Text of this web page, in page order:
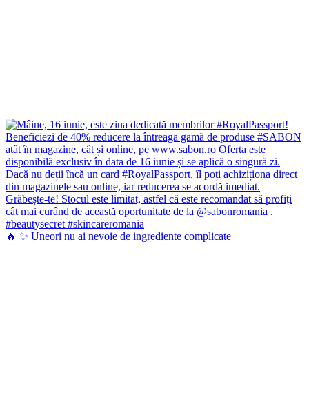
🔥 ✨ Uneori nu ai nevoie de ingrediente complicate